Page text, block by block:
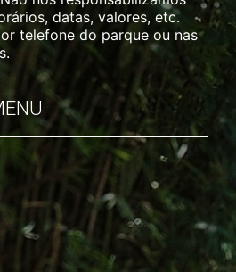
datas, valores, etc.
telefone do parque ou nas